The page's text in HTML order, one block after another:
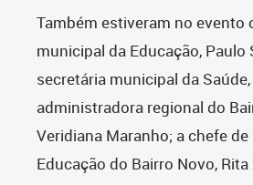
Também estiveram no evento
municipal da Educação, Paulo
secretária municipal da
administradora regional do
Veridiana Maranho; a chefe
Educação do Bairro Novo,